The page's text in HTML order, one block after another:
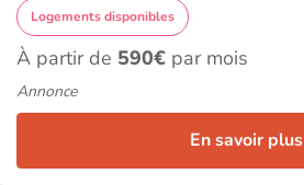
Logements disponibles
À partir de 590€ par mois
Annonce
En savoir plus